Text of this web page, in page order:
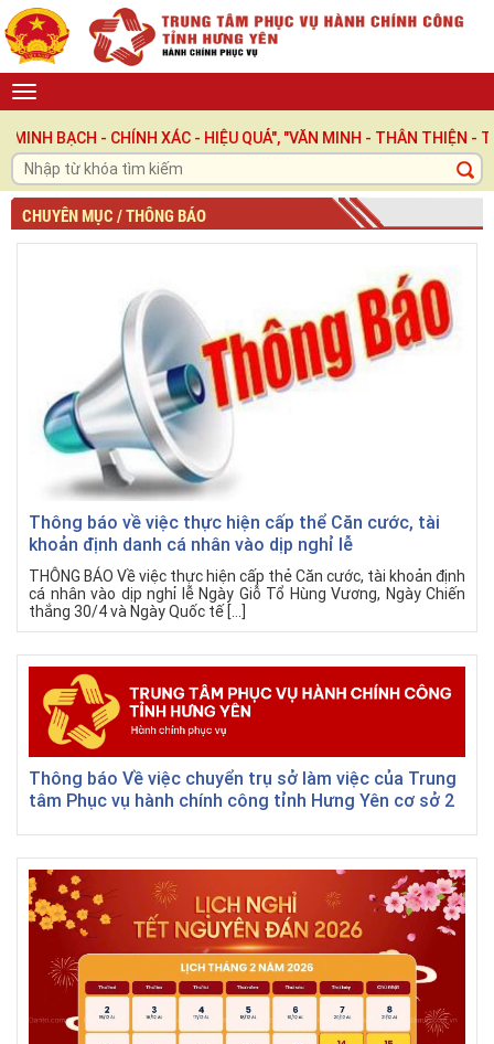
- CHÍNH XÁC - HIỆU QUẢ", "VĂN MINH - THÂN THIỆN -
CHUYÊN MỤC / THÔNG BÁO
Thông báo về việc thực hiện cấp thể Căn cước, tài
khoản định danh cá nhân vào dịp nghỉ lễ
THÔNG BÁO Về việc thực hiện cấp thẻ Căn cước, tài khoản định
cá nhân vào dịp nghỉ lễ Ngày Giỗ Tổ Hùng Vương, Ngày Chiến
thắng 30/4 và Ngày Quốc tế […]
Thông báo Về việc chuyển trụ sở làm việc của Trung
tâm Phục vụ hành chính công tỉnh Hưng Yên cơ sở 2